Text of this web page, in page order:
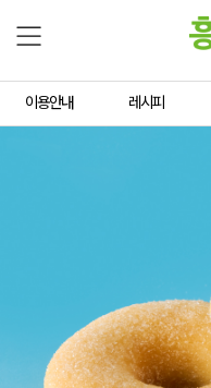
이용안내 레시피